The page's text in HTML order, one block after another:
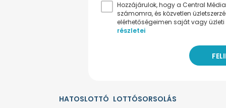
Hozzájárulok, hogy a Central
számomra, és közvetlen
elérhetőségeimen saját vagy
részletei
HATOSLOTTÓ LOTTÓSORSOLÁS